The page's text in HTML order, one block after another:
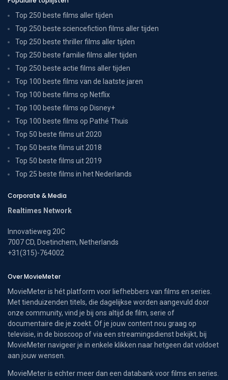
Top 250 beste films aller tijden
Top 250 beste sciencefiction films aller tijden
Top 250 beste thriller films aller tijden
Top 250 beste familie films aller tijden
Top 250 beste actie films aller tijden
Top 100 beste films van de laatste jaren
Top 100 beste films op Netflix
Top 100 beste films op Disney+
Top 100 beste films op Pathé Thuis
Top 50 beste films uit 2020
Top 50 beste films uit 2018
Top 50 beste films uit 2019
Top 25 beste films in het Nederlands
Corporate & Media
Realtimes Network
Innovatieweg 20C
7007 CD, Doetinchem, Netherlands
+31(315)-764002
Over MovieMeter
MovieMeter is hét platform voor liefhebbers van films en series.
Met tienduizenden titels, die dagelijkse worden aangevuld door
onze community, vind je bij ons altijd de film, serie of
documentaire die je zoekt. Of je jouw content nou graag op
televisie, in de bioscoop of via een streamingsdienst bekijkt, bij
MovieMeter navigeer je in enkele klikken naar hetgeen dat voldoet
aan jouw wensen.
MovieMeter is echter meer dan een databank voor films en series.